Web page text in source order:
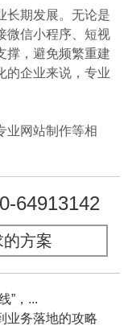
长期发展。无论是
微信小程序、短视
撑，避免频繁重建
的企业来说，专业
业网站制作等相
64913142
方案
”，...
业务落地的攻略